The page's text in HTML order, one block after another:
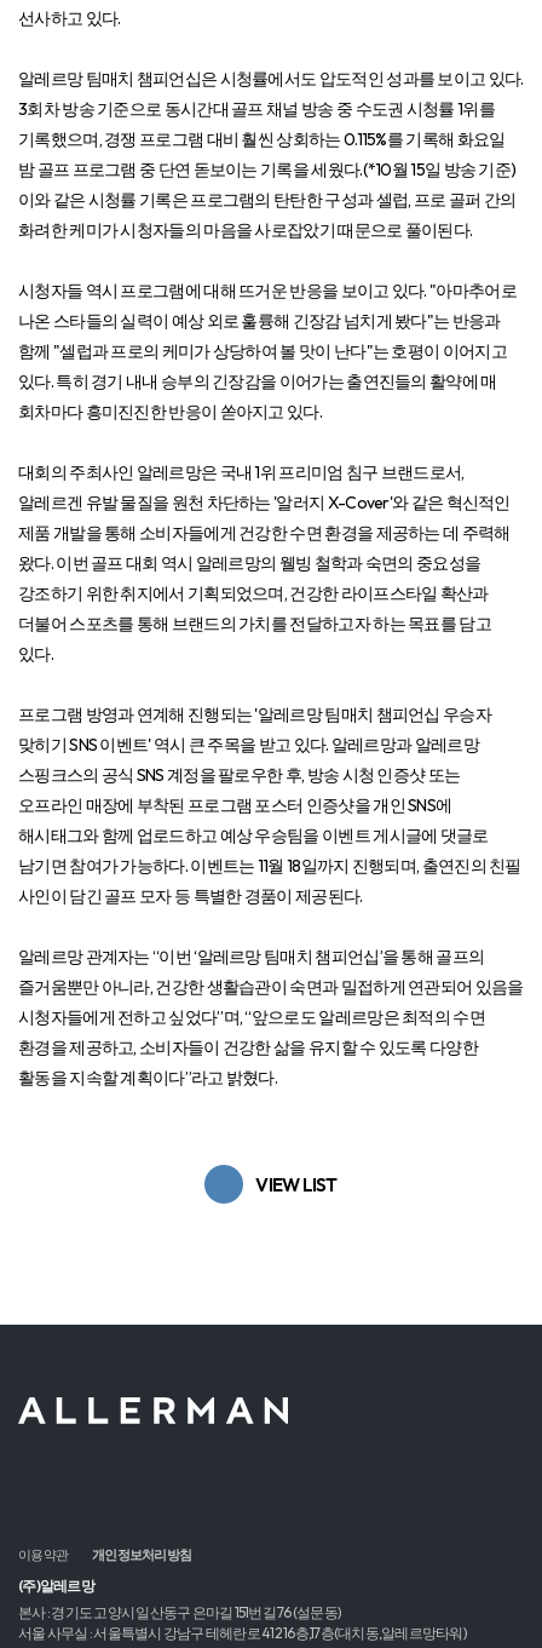
선사하고 있다.
알레르망 팀매치 챔피언십은 시청률에서도 압도적인 성과를 보이고 있다.
3회차 방송 기준으로 동시간대 골프 채널 방송 중 수도권 시청률 1위를
기록했으며, 경쟁 프로그램 대비 훨씬 상회하는 0.115%를 기록해 화요일
밤 골프 프로그램 중 단연 돋보이는 기록을 세웠다.(*10월 15일 방송 기준)
이와 같은 시청률 기록은 프로그램의 탄탄한 구성과 셀럽, 프로 골퍼 간의
화려한 케미가 시청자들의 마음을 사로잡았기 때문으로 풀이된다.
시청자들 역시 프로그램에 대해 뜨거운 반응을 보이고 있다. "아마추어로
나온 스타들의 실력이 예상 외로 훌륭해 긴장감 넘치게 봤다"는 반응과
함께 "셀럽과 프로의 케미가 상당하여 볼 맛이 난다"는 호평이 이어지고
있다. 특히 경기 내내 승부의 긴장감을 이어가는 출연진들의 활약에 매
회차마다 흥미진진한 반응이 쏟아지고 있다.
대회의 주최사인 알레르망은 국내 1위 프리미엄 침구 브랜드로서,
알레르겐 유발 물질을 원천 차단하는 '알러지 X-Cover'와 같은 혁신적인
제품 개발을 통해 소비자들에게 건강한 수면 환경을 제공하는 데 주력해
왔다. 이번 골프 대회 역시 알레르망의 웰빙 철학과 숙면의 중요성을
강조하기 위한 취지에서 기획되었으며, 건강한 라이프스타일 확산과
더불어 스포츠를 통해 브랜드의 가치를 전달하고자 하는 목표를 담고
있다.
프로그램 방영과 연계해 진행되는 '알레르망 팀매치 챔피언십 우승자
맞히기 SNS 이벤트' 역시 큰 주목을 받고 있다. 알레르망과 알레르망
스핑크스의 공식 SNS 계정을 팔로우한 후, 방송 시청 인증샷 또는
오프라인 매장에 부착된 프로그램 포스터 인증샷을 개인 SNS에
해시태그와 함께 업로드하고 예상 우승팀을 이벤트 게시글에 댓글로
남기면 참여가 가능하다. 이벤트는 11월 18일까지 진행되며, 출연진의 친필
사인이 담긴 골프 모자 등 특별한 경품이 제공된다.
알레르망 관계자는 “이번 ‘알레르망 팀매치 챔피언십’을 통해 골프의
즐거움뿐만 아니라, 건강한 생활습관이 숙면과 밀접하게 연관되어 있음을
시청자들에게 전하고 싶었다”며, “앞으로도 알레르망은 최적의 수면
환경을 제공하고, 소비자들이 건강한 삶을 유지할 수 있도록 다양한
활동을 지속할 계획이다”라고 밝혔다.
VIEW LIST
이용약관 개인정보처리방침
(주)알레르망
본사 : 경기도 고양시 일산동구 은마길 151번길 76 (설문동)
서울 사무실 : 서울특별시 강남구 테헤란로 412 16층,17층(대치동,알레르망타워)